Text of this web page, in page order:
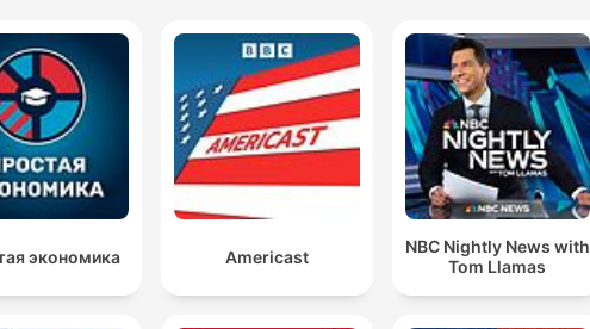
экономика Americast
NBC Nightly News with
Tom Llamas